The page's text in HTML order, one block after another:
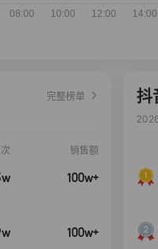
完整榜单
销售额
100w+
100w+
抖